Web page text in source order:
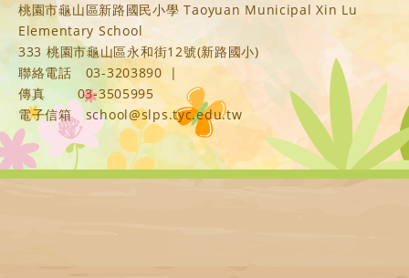
桃園市龜山區新路國民小學 Taoyuan Municipal Xin Lu
Elementary School
333 桃園市龜山區永和街12號(新路國小)
聯絡電話
03-3203890
|
傳真
03-3505995
電子信箱
school@slps.tyc.edu.tw